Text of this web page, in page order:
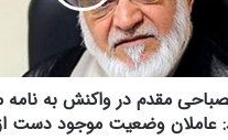
مقدم در واکنش به
عاملان وضعیت موجود دست از